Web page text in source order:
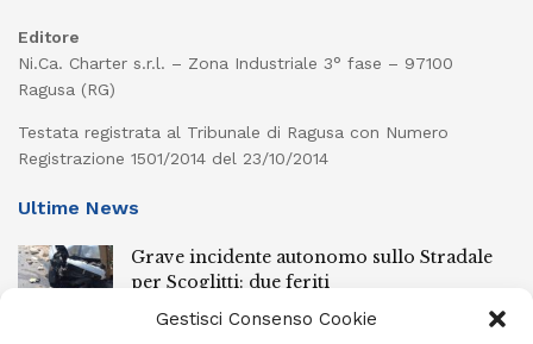
Gestisci Consenso Cookie
Editore
Ni.Ca. Charter s.r.l. – Zona Industriale 3° fase – 97100
Ragusa (RG)
Testata registrata al Tribunale di Ragusa con Numero
Registrazione 1501/2014 del 23/10/2014
Ultime News
Grave incidente autonomo sullo Stradale
per Scoglitti: due feriti
6 AGOSTO 2026